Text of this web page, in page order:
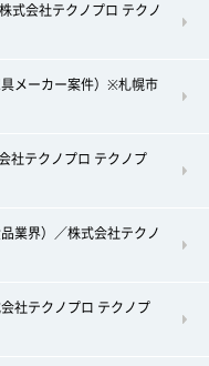
式会社テクノプロ テクノ
具メーカー案件）※札幌市
社テクノプロ テクノプ
業界）／株式会社テクノ
社テクノプロ テクノプ